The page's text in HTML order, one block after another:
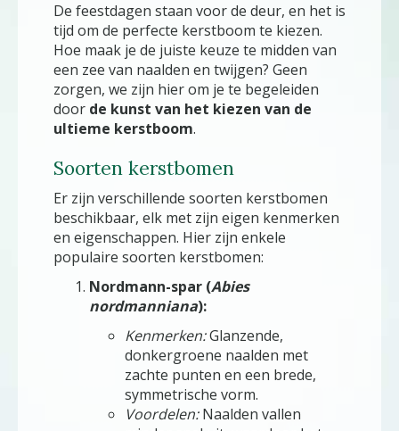
De feestdagen staan voor de deur, en het is
tijd om de perfecte kerstboom te kiezen.
Hoe maak je de juiste keuze te midden van
een zee van naalden en twijgen? Geen
zorgen, we zijn hier om je te begeleiden
door de kunst van het kiezen van de
ultieme kerstboom.
Soorten kerstbomen
Er zijn verschillende soorten kerstbomen
beschikbaar, elk met zijn eigen kenmerken
en eigenschappen. Hier zijn enkele
populaire soorten kerstbomen:
Nordmann-spar (Abies
nordmanniana):
Kenmerken:Glanzende,
donkergroene naalden met
zachte punten en een brede,
symmetrische vorm.
Voordelen:Naalden vallen